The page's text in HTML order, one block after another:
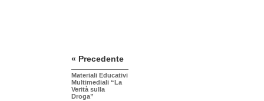
« Precedente
Materiali Educativi
Multimediali “La
Verità sulla
Droga”